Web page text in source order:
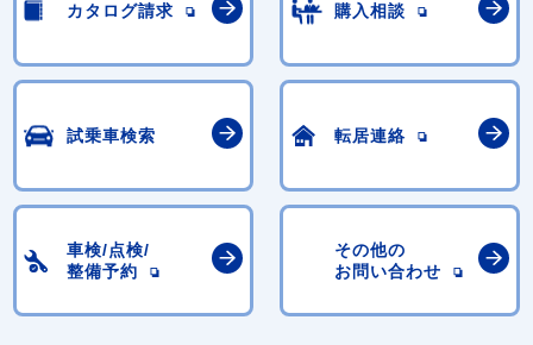
カタログ請求 購入相談
試乗車検索 転居連絡
車検/点検/
整備予約
その他の
お問い合わせ